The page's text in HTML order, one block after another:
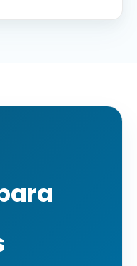
WordPress con